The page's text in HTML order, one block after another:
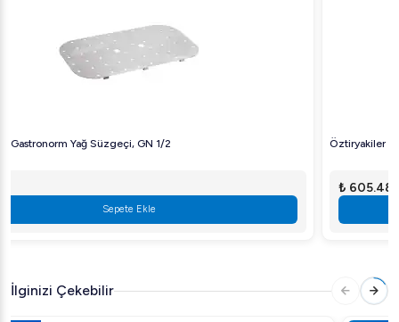
Öztiryakiler Dikdörtgen Lamine Tepsi, Kaymaz, 32x44 cm
İlginizi Çekebilir